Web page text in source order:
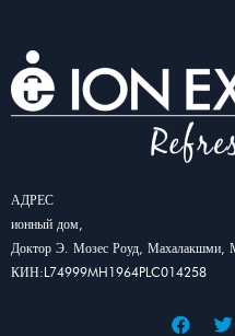
АДРЕС
ионный дом,
Доктор Э. Мозес Роуд,
КИН:L74999MH1964PLC014258